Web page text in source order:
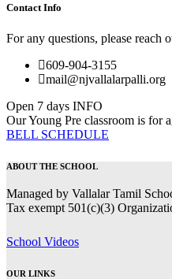
Contact Info
For any questions, please reach
609-904-3155
mail@njvallalarpalli.org
Open 7 days INFO
Our Young Pre classroom is for
BELL SCHEDULE
ABOUT THE SCHOOL
Managed by Vallalar Tamil
Tax exempt 501(c)(3)
School Videos
OUR LINKS